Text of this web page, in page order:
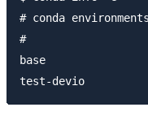
# conda
#
base